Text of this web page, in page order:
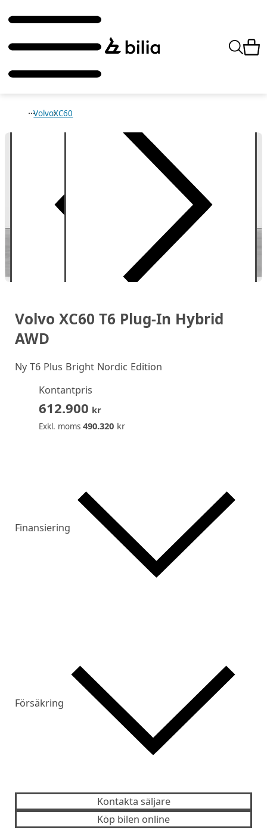
VolvoXC60
Volvo XC60 T6 Plug-In Hybrid
AWD
NyT6 Plus Bright Nordic Edition
Kontantpris
612.900 kr
Exkl. moms 490.320kr
Finansiering
Försäkring
Kontakta säljare
Köp bilen online